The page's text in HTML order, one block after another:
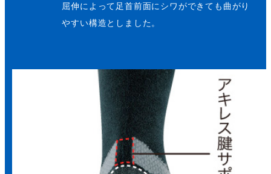
屈伸によって足首前面にシワができても曲がり
やすい構造としました。